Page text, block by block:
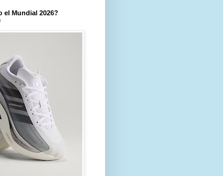
el Mundial 2026?